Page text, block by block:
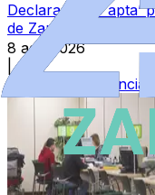
Declarada ‘no
de Zamora durante
8 ago 2026
Categoría:
Provincia